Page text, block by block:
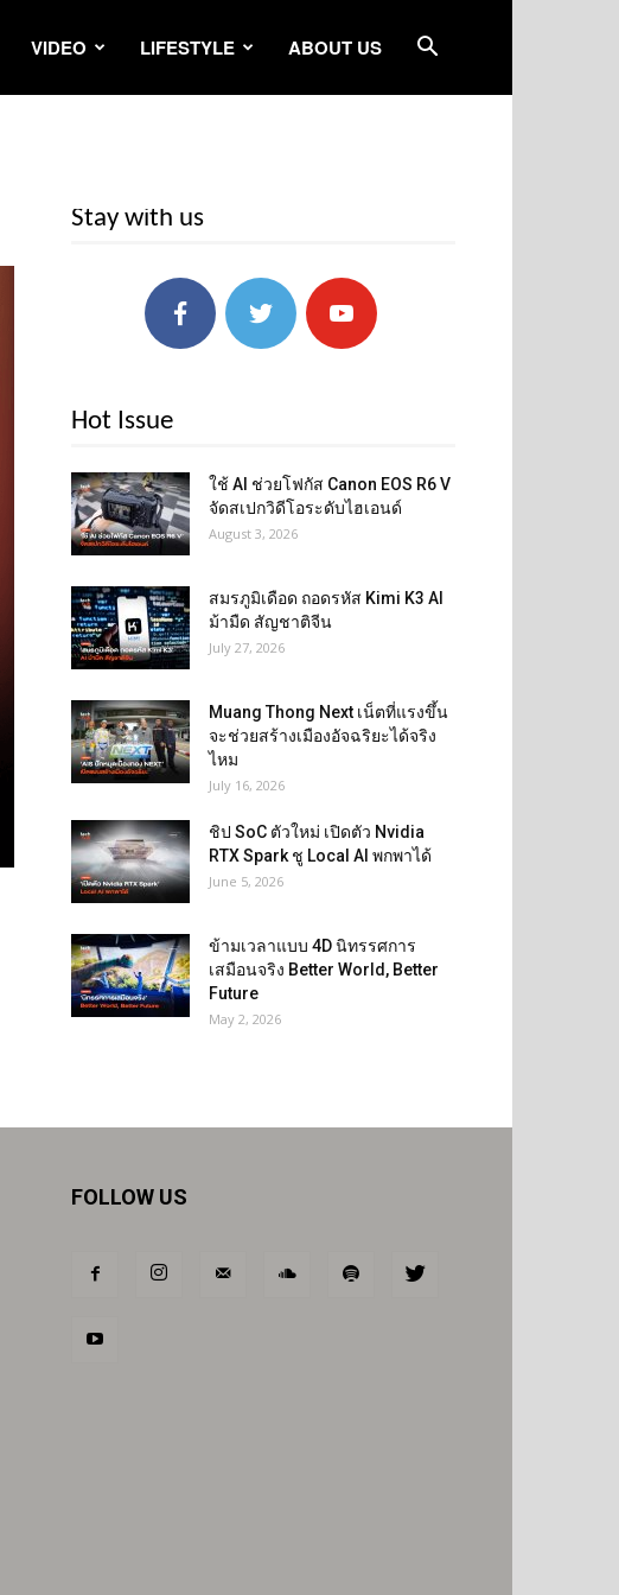
VIDEO LIFESTYLE ABOUT US
Stay with us
Hot Issue
ใช้ AI ช่วยโฟกัส Canon EOS R6 V
จัดสเปกวิดีโอระดับไฮเอนด์
August 3, 2026
สมรภูมิเดือด ถอดรหัส Kimi K3 AI
ม้ามืด สัญชาติจีน
July 27, 2026
Muang Thong Next เน็ตที่แรงขึ้น
จะช่วยสร้างเมืองอัจฉริยะได้จริง
ไหม
July 16, 2026
ชิป SoC ตัวใหม่ เปิดตัว Nvidia
RTX Spark ชู Local AI พกพาได้
June 5, 2026
ข้ามเวลาแบบ 4D นิทรรศการ
เสมือนจริง Better World, Better
Future
May 2, 2026
FOLLOW US